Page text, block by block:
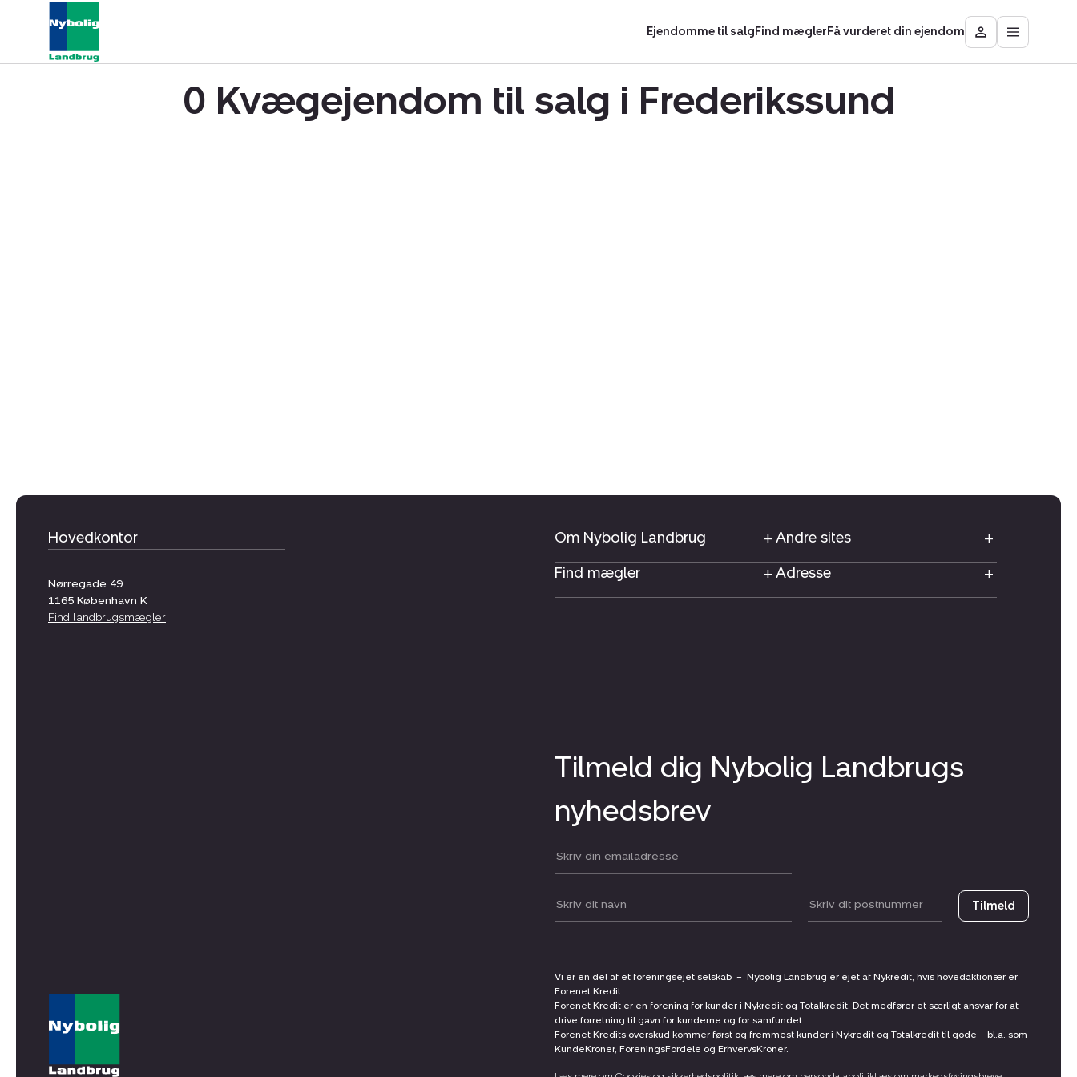
Ejendomme til salgFind mæglerFå vurderet din ejendom
Besøg
Mit
Åbn
0 Kvægejendom til salg i Frederikssund
Hovedkontor
Nørregade 49
1165 København K
Find landbrugsmægler
Om Nybolig Landbrug
Andre sites
Find mægler
Adresse
Tilmeld dig Nybolig Landbrugs
nyhedsbrev
Din email:
Dit navn: Postnummer Tilmeld
Vi er en del af et foreningsejet selskab – Nybolig Landbrug er ejet af Nykredit, hvis hovedaktionær er
Forenet Kredit.
Forenet Kredit er en forening for kunder i Nykredit og Totalkredit. Det medfører et særligt ansvar for at
drive forretning til gavn for kunderne og for samfundet.
Forenet Kredits overskud kommer først og fremmest kunder i Nykredit og Totalkredit til gode – bl.a. som
KundeKroner, ForeningsFordele og ErhvervsKroner.